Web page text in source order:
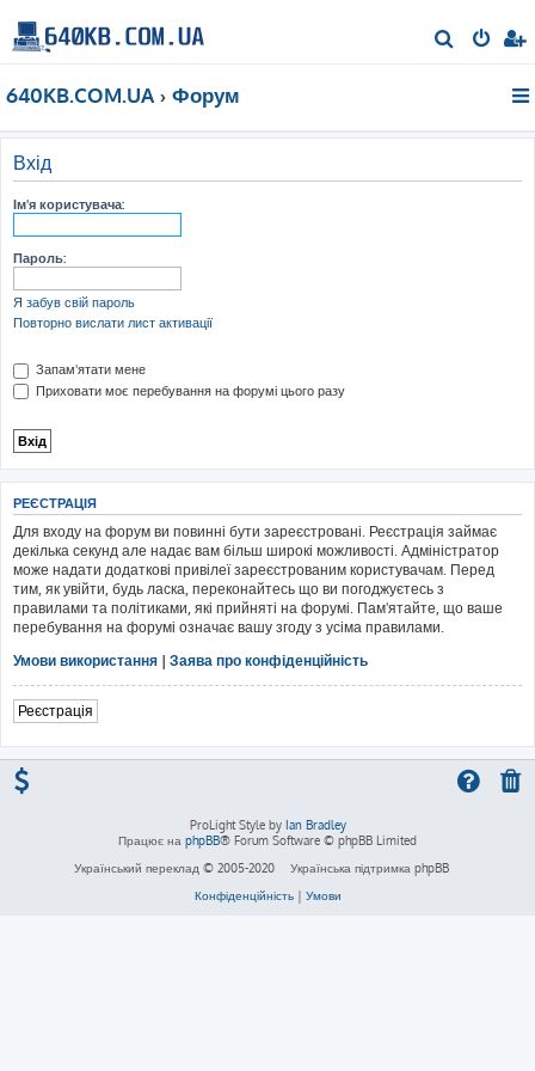
о
640KB.COM.UA Форум
Вхід
Ім'я користувача:
Пароль:
Я забув свій пароль
Повторно вислати лист активації
Запам'ятати мене
Приховати моє перебування на форумі цього разу
РЕЄСТРАЦІЯ
Для входу на форум ви повинні бути зареєстровані. Реєстрація займає
декілька секунд але надає вам більш широкі можливості. Адміністратор
може надати додаткові привілеї зареєстрованим користувачам. Перед
тим, як увійти, будь ласка, переконайтесь що ви погоджуєтесь з
правилами та політиками, які прийняті на форумі. Пам'ятайте, що ваше
перебування на форумі означає вашу згоду з усіма правилами.
Умови використання | Заява про конфіденційність
Реєстрація
ProLight Style by Ian Bradley
Працює на phpBB® Forum Software © phpBB Limited
Український переклад © 2005-2020
Українська підтримка phpBB
Конфіденційність| Умови